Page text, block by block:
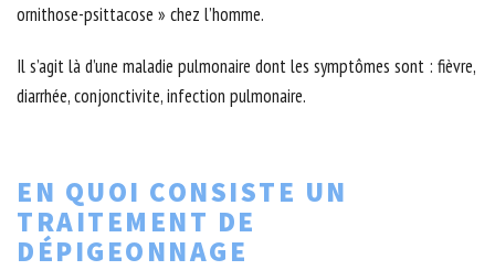
ornithose-psittacose » chez l’homme.
Il s’agit là d’une maladie pulmonaire dont les symptômes sont : fièvre,
diarrhée, conjonctivite, infection pulmonaire.
EN QUOI CONSISTE UN
TRAITEMENT DE
DÉPIGEONNAGE